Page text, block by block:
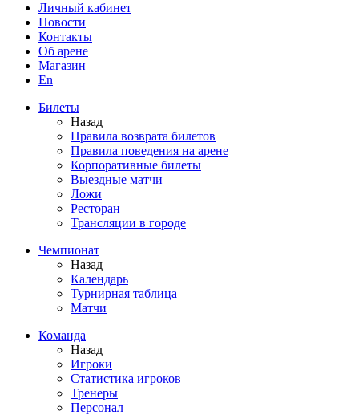
Личный кабинет
Новости
Контакты
Об арене
Магазин
En
Билеты
Назад
Правила возврата билетов
Правила поведения на арене
Корпоративные билеты
Выездные матчи
Ложи
Ресторан
Трансляции в городе
Чемпионат
Назад
Календарь
Турнирная таблица
Матчи
Команда
Назад
Игроки
Статистика игроков
Тренеры
Персонал